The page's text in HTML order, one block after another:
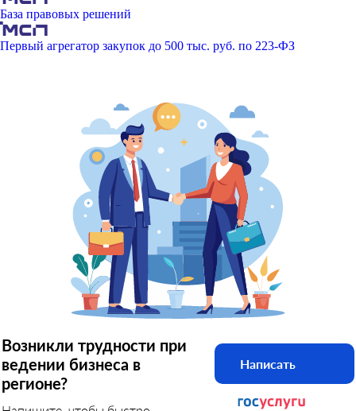
База правовых решений
Первый агрегатор закупок до 500 тыс. руб. по 223-ФЗ
Возникли трудности при
ведении бизнеса в
регионе?
Написать